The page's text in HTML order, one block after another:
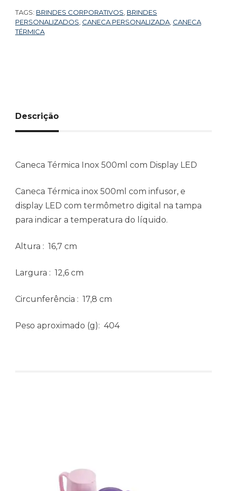
TAGS: BRINDES CORPORATIVOS BRINDES
PERSONALIZADOS CANECA PERSONALIZADA CANECA
TÉRMICA
Descrição
Caneca Térmica Inox 500ml com Display LED
Caneca Térmica inox 500ml com infusor, e
display LED com termômetro digital na tampa
para indicar a temperatura do líquido.
Altura : 16,7 cm
Largura : 12,6 cm
Circunferência : 17,8 cm
Peso aproximado (g): 404